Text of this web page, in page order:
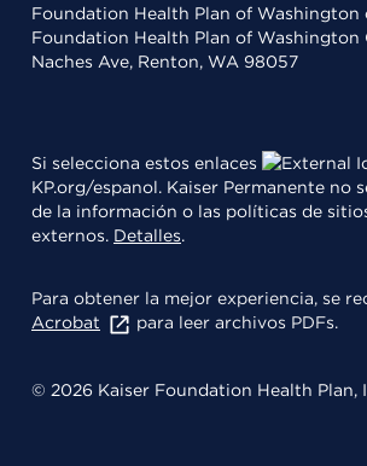
Foundation Health Plan of Washington
Foundation Health Plan of Washington
Naches Ave, Renton, WA 98057
Si selecciona estos enlaces
KP.org/espanol. Kaiser Permanente no
de la información o las políticas de
externos. Detalles.
Para obtener la mejor experiencia, se
Acrobat
para leer archivos PDFs.
© 2026 Kaiser Foundation Health Plan,